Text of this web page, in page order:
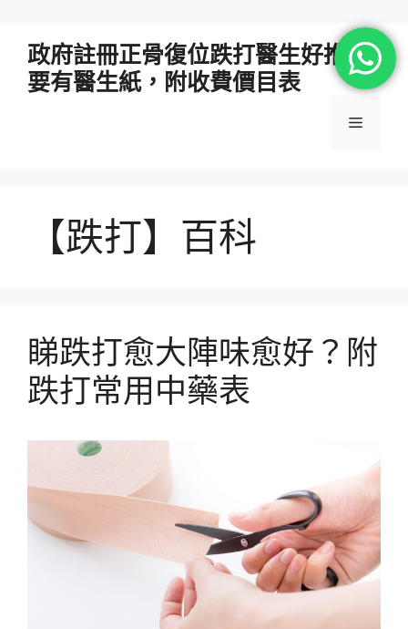
政府註冊正骨復位跌打醫生好推介
要有醫生紙，附收費價目表
選
【跌打】百科
睇跌打愈大陣味愈好？附
跌打常用中藥表